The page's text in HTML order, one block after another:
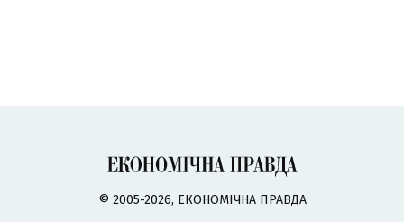
© 2005-2026, ЕКОНОМІЧНА ПРАВДА